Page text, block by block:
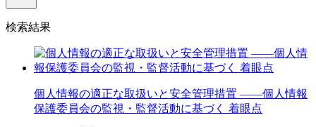
検索結果
個人情報の適正な取扱いと安全管理措置 ――個人情報
保護委員会の監視・監督活動に基づく 着眼点